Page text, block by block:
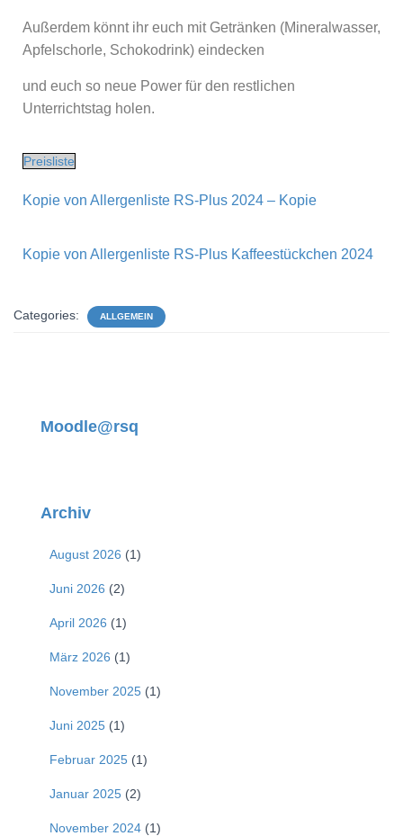
Außerdem könnt ihr euch mit Getränken (Mineralwasser,
Apfelschorle, Schokodrink) eindecken
und euch so neue Power für den restlichen
Unterrichtstag holen.
Preisliste
Kopie von Allergenliste RS-Plus 2024 – Kopie
Kopie von Allergenliste RS-Plus Kaffeestückchen 2024
Categories: ALLGEMEIN
Moodle@rsq
Archiv
August 2026 (1)
Juni 2026 (2)
April 2026 (1)
März 2026 (1)
November 2025 (1)
Juni 2025 (1)
Februar 2025 (1)
Januar 2025 (2)
November 2024 (1)